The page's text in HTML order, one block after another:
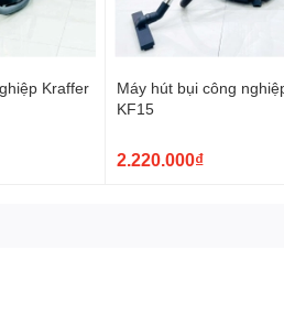
Kraffer
Máy hút bụi công
KF15
2.220.000₫